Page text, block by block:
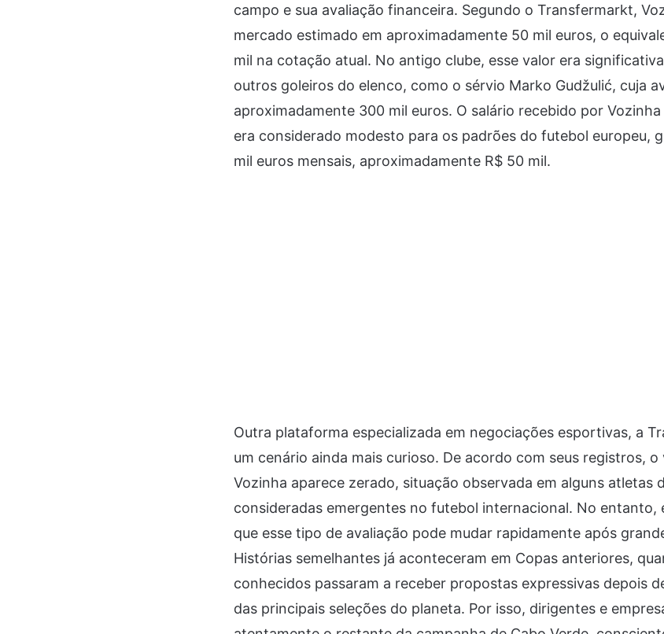
campo e sua avaliação financeira. Segundo o Transfermarkt,
mercado estimado em aproximadamente 50 mil euros, o
mil na cotação atual. No antigo clube, esse valor era
outros goleiros do elenco, como o sérvio Marko Gudžulić, cuja
aproximadamente 300 mil euros. O salário recebido por
era considerado modesto para os padrões do futebol europeu,
mil euros mensais, aproximadamente R$ 50 mil.
Outra plataforma especializada em negociações esportivas, a
um cenário ainda mais curioso. De acordo com seus registros,
Vozinha aparece zerado, situação observada em alguns atletas
consideradas emergentes no futebol internacional. No entanto,
que esse tipo de avaliação pode mudar rapidamente após
Histórias semelhantes já aconteceram em Copas anteriores,
conhecidos passaram a receber propostas expressivas depois
das principais seleções do planeta. Por isso, dirigentes e